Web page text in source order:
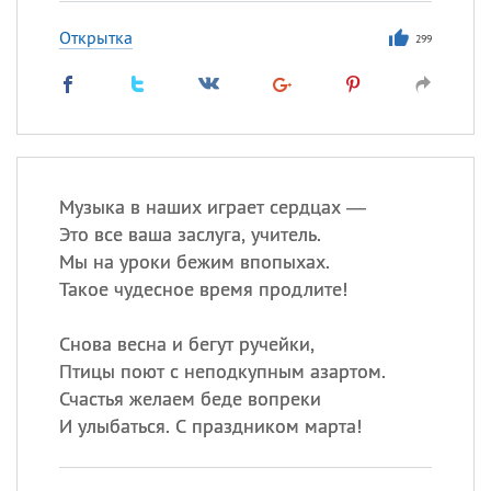
Открытка 299
Музыка в наших играет сердцах —
Это все ваша заслуга, учитель.
Мы на уроки бежим впопыхах.
Такое чудесное время продлите!
Снова весна и бегут ручейки,
Птицы поют с неподкупным азартом.
Счастья желаем беде вопреки
И улыбаться. С праздником марта!